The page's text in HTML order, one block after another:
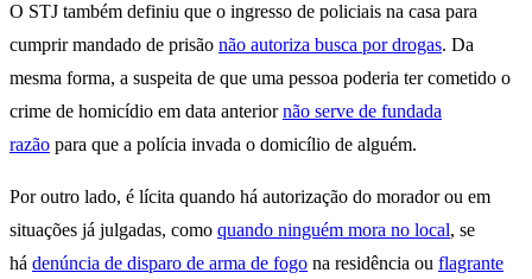
O STJ também definiu que o ingresso de policiais na casa para
cumprir mandado de prisão não autoriza busca por drogas. Da
mesma forma, a suspeita de que uma pessoa poderia ter cometido o
crime de homicídio em data anteriornão serve de fundada
razão para que a polícia invada o domicílio de alguém.
Por outro lado, é lícita quando há autorização do morador ou em
situações já julgadas, como quando ninguém mora no local, se
há denúncia de disparo de arma de fogo na residência ou flagrante